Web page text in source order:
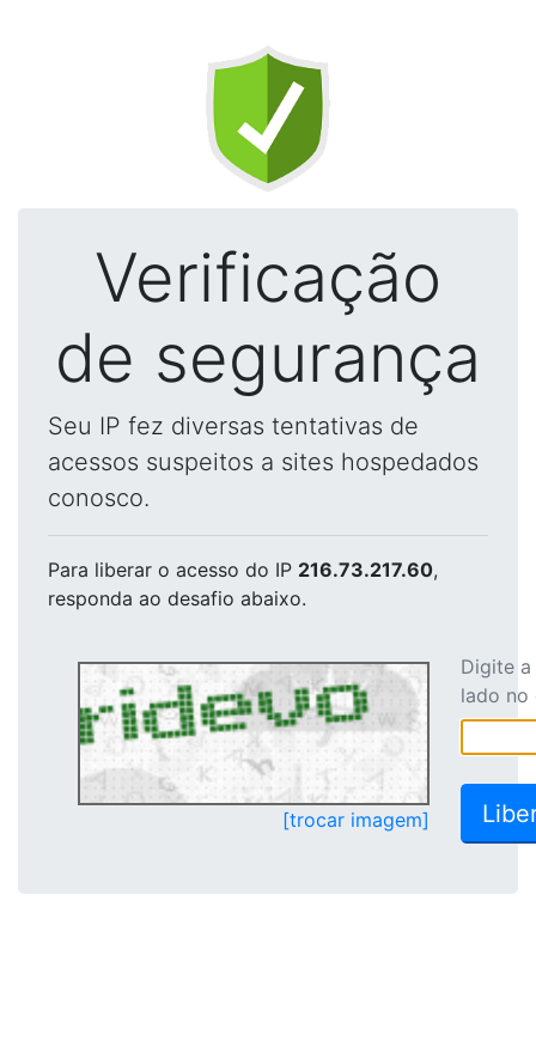
Verificação
de segurança
Seu IP fez diversas tentativas de
acessos suspeitos a sites hospedados
conosco.
Para liberar o acesso do IP 216.73.217.60,
responda ao desafio abaixo.
[trocar imagem]
Digite
lado no